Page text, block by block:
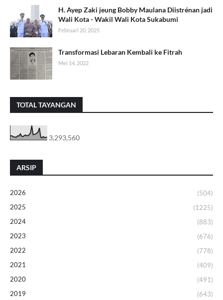
H. Ayep Zaki jeung Bobby Maulana Diistrénan jadi
Wali Kota - Wakil Wali Kota Sukabumi
Februari 20, 2025
Transformasi Lebaran Kembali ke Fitrah
Mei 14, 2022
TOTAL TAYANGAN
3,293,560
ARSIP
2026
(504)
2025
(1225)
2024
(883)
2023
(676)
2022
(778)
2021
(409)
2020
(491)
2019
(643)